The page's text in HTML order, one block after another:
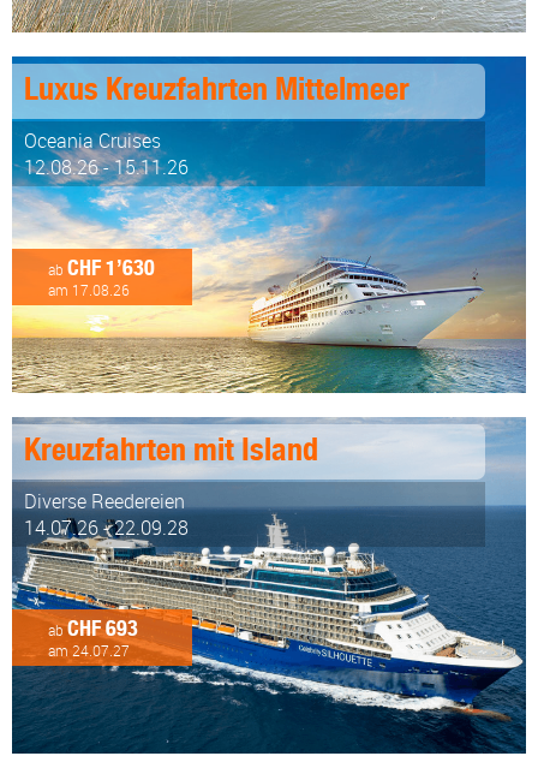
Luxus Kreuzfahrten Mittelmeer
Oceania Cruises
12.08.26 - 15.11.26
ab CHF 1’630
am 17.08.26
Kreuzfahrten mit Island
Diverse Reedereien
14.07.26 - 22.09.28
abCHF 693
am 24.07.27